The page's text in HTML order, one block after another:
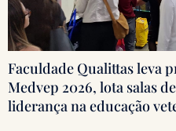
Faculdade Qualittas leva
Medvep 2026, lota salas
liderança na educação